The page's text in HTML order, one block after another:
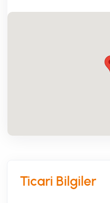
Ticari Bilgiler